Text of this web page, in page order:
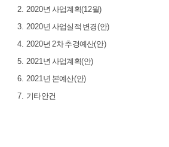
2. 2020년 사업계획(12월)
3. 2020년 사업실적 변경(안)
4. 2020년 2차 추경예산(안)
5. 2021년 사업계획(안)
6. 2021년 본예산(안)
7. 기타안건